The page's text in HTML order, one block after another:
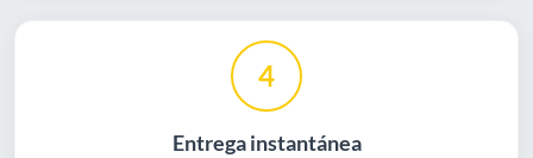
4
Entrega instantánea